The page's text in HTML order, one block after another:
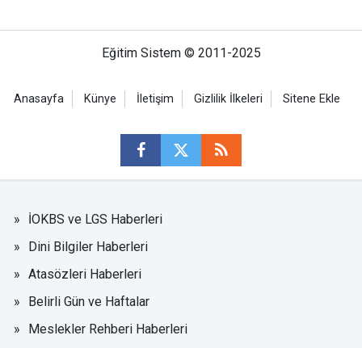
Eğitim Sistem © 2011-2025
Anasayfa Künye İletişim Gizlilik İlkeleri Sitene Ekle
İOKBS ve LGS Haberleri
Dini Bilgiler Haberleri
Atasözleri Haberleri
Belirli Gün ve Haftalar
Meslekler Rehberi Haberleri